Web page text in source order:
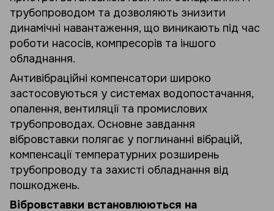
трубопроводом та дозволяють знизити
динамічні навантаження, що виникають під час
роботи насосів, компресорів та іншого
обладнання.
Антивібраційні компенсатори широко
застосовуються у системах водопостачання,
опалення, вентиляції та промислових
трубопроводах. Основне завдання
вібровставки полягає у поглинанні вібрацій,
компенсації температурних розширень
трубопроводу та захисті обладнання від
пошкоджень.
Вібровставки встановлюються на